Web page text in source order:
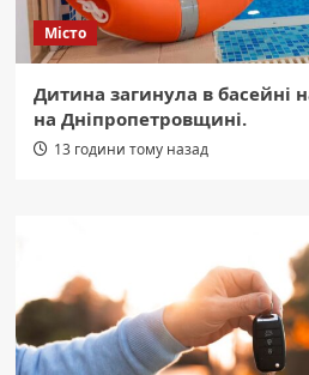
Місто
Дитина загинула в басейні
на Дніпропетровщині.
13 години тому назад